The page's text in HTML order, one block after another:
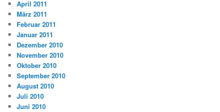
April 2011
März 2011
Februar 2011
Januar 2011
Dezember 2010
November 2010
Oktober 2010
September 2010
August 2010
Juli 2010
Juni 2010